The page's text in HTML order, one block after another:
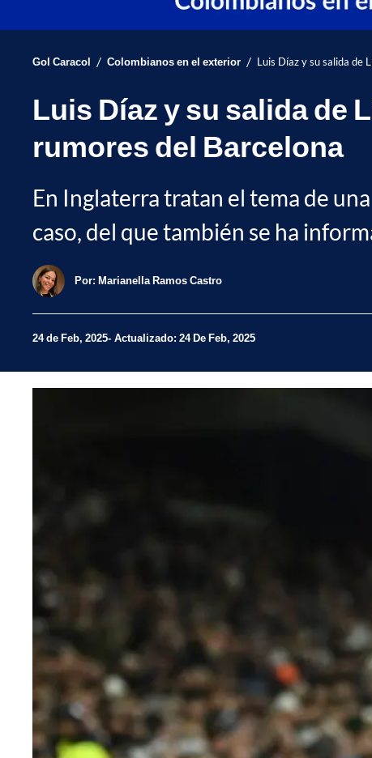
Gol Caracol / Colombianos en el exterior / Luis Díaz y su salida de
Luis Díaz y su salida de
rumores del Barcelona
En Inglaterra tratan el tema de
caso, del que también se ha
Por: Marianella Ramos Castro
24 de Feb, 2025 Actualizado: 24 De Feb, 2025